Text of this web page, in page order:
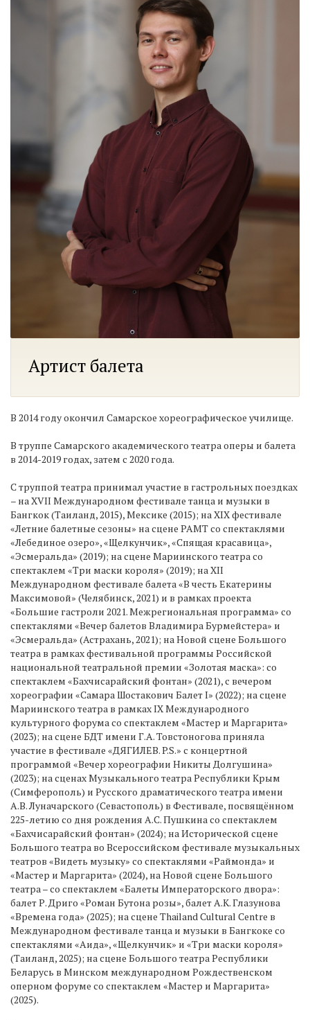
Артист балета
В 2014 году окончил Самарское хореографическое училище.
В труппе Самарского академического театра оперы и балета
в 2014-2019 годах, затем с 2020 года.
С труппой театра принимал участие в гастрольных поездках
– на XVII Международном фестивале танца и музыки в
Бангкок (Таиланд, 2015), Мексике (2015); на ХIХ фестивале
«Летние балетные сезоны» на сцене РАМТ со спектаклями
«Лебединое озеро», «Щелкунчик», «Спящая красавица»,
«Эсмеральда» (2019); на сцене Мариинского театра со
спектаклем «Три маски короля» (2019); на XII
Международном фестивале балета «В честь Екатерины
Максимовой» (Челябинск, 2021) и в рамках проекта
«Большие гастроли 2021. Межрегиональная программа» со
спектаклями «Вечер балетов Владимира Бурмейстера» и
«Эсмеральда» (Астрахань, 2021); на Новой сцене Большого
театра в рамках фестивальной программы Российской
национальной театральной премии «Золотая маска»: со
спектаклем «Бахчисарайский фонтан» (2021), с вечером
хореографии «Самара Шостакович Балет I» (2022); на сцене
Мариинского театра в рамках IX Международного
культурного форума со спектаклем «Мастер и Маргарита»
(2023); на сцене БДТ имени Г.А. Товстоногова приняла
участие в фестивале «ДЯГИЛЕВ. P.S.» с концертной
программой «Вечер хореографии Никиты Долгушина»
(2023); на сценах Музыкального театра Республики Крым
(Симферополь) и Русского драматического театра имени
А.В. Луначарского (Севастополь) в Фестивале, посвящённом
225-летию со дня рождения А.С. Пушкина со спектаклем
«Бахчисарайский фонтан» (2024); на Исторической сцене
Большого театра во Всероссийском фестивале музыкальных
театров «Видеть музыку» со спектаклями «Раймонда» и
«Мастер и Маргарита» (2024), на Новой сцене Большого
театра – со спектаклем «Балеты Императорского двора»:
балет Р. Дриго «Роман Бутона розы», балет А.К. Глазунова
«Времена года» (2025); на сцене Thailand Cultural Centre в
Международном фестивале танца и музыки в Бангкоке со
спектаклями «Аида», «Щелкунчик» и «Три маски короля»
(Таиланд, 2025); на сцене Большого театра Республики
Беларусь в Минском международном Рождественском
оперном форуме со спектаклем «Мастер и Маргарита»
(2025).